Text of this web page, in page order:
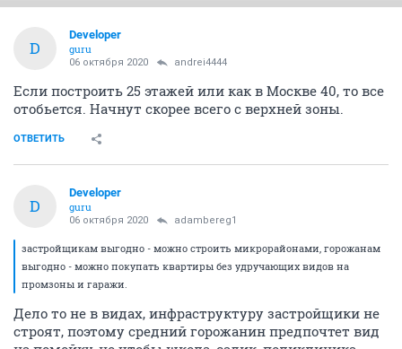
D
Developer
guru
06 октября 2020 andrei4444
Если построить 25 этажей или как в Москве 40, то все
отобьется. Начнут скорее всего с верхней зоны.
ОТВЕТИТЬ
D
Developer
guru
06 октября 2020 adambereg1
застройщикам выгодно - можно строить микрорайонами, горожанам
выгодно - можно покупать квартиры без удручающих видов на
промзоны и гаражи.
Дело то не в видах, инфраструктуру застройщики не
строят, поэтому средний горожанин предпочтет вид